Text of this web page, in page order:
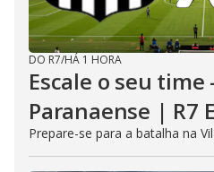
DO R7/HÁ 1 HORA
Escale o seu
Paranaense | R7
Prepare-se para a batalha na